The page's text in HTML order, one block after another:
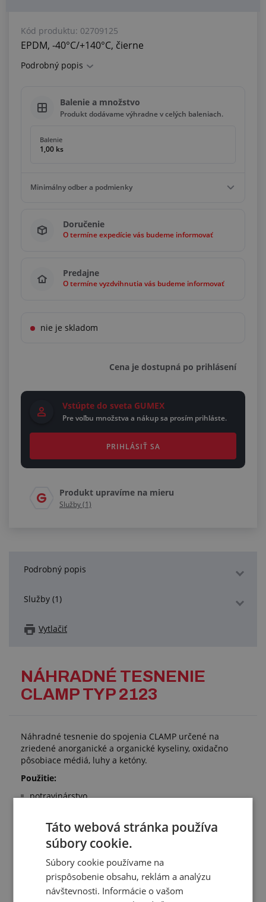
Kód produktu: 02709125
EPDM, -40°C/+140°C, čierne
Podrobný popis
Balenie a množstvo
Produkt dodávame výhradne v celých baleniach.
Balenie
1,00 ks
Minimálny odber a podmienky
1,00 ks
Násobky 1,00 ks
Doručenie
O termíne expedície vás budeme informovať
Predajne
O termíne vyzdvihnutia vás budeme informovať
nie je skladom
Cena je dostupná po prihlásení
Vstúpte do sveta GUMEX
Pre voľbu množstva a nákup sa prosím prihláste.
PRIHLÁSIŤ SA
Produkt upravíme na mieru
Služby (1)
Podrobný popis
Služby (1)
Vytlačiť
NÁHRADNÉ TESNENIE
CLAMP TYP 2123
Náhradné tesnenie do spojenia CLAMP určené na
zriedené anorganické a organické kyseliny, oxidačno
pôsobiace médiá, luhy a ketóny.
Použitie:
potravinárstvo
nápojový priemysel
chemické aplikácie
farmaceutické aplikácie
Technické parametre:
vzájomne kompatibilné sú komponenty s rovnakým
Táto webová stránka používa
súbory cookie.
Súbory cookie používame na
prispôsobenie obsahu, reklám a analýzu
návštevnosti. Informácie o vašom